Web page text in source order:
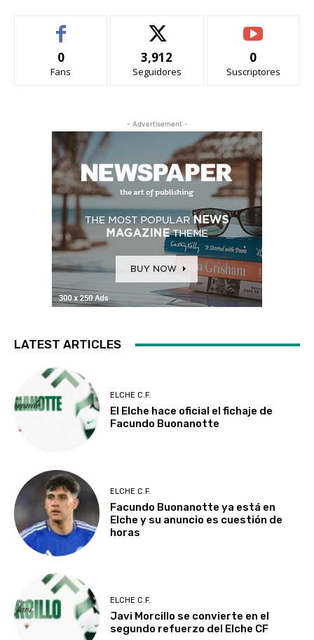
0
Fans
3,912
Seguidores
0
Suscriptores
- Advertisement -
LATEST ARTICLES
ELCHE C.F.
El Elche hace oficial el fichaje de
Facundo Buonanotte
ELCHE C.F.
Facundo Buonanotte ya está en
Elche y su anuncio es cuestión de
horas
ELCHE C.F.
Javi Morcillo se convierte en el
segundo refuerzo del Elche CF